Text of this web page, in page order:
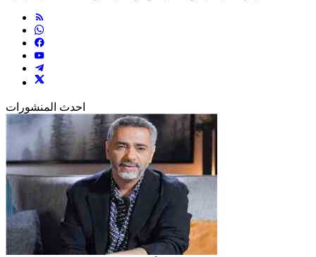
احدث المنشورات